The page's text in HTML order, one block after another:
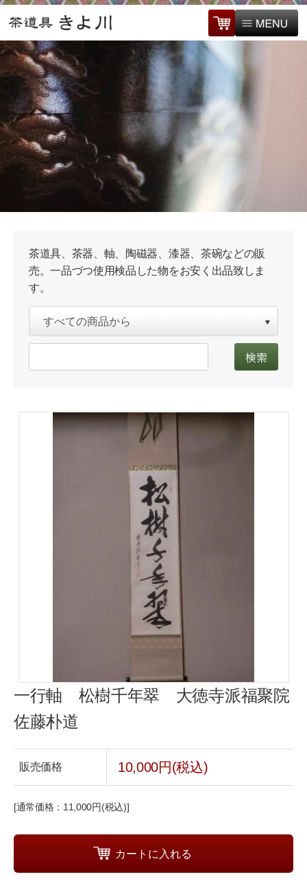
茶道具、茶器、軸、陶磁器、漆器、茶碗などの販
売。一品づつ使用検品した物をお安く出品致しま
す。
一行軸 松樹千年翠 大徳寺派福聚院
佐藤朴道
販売価格 10,000円(税込)
[通常価格：11,000円(税込)]